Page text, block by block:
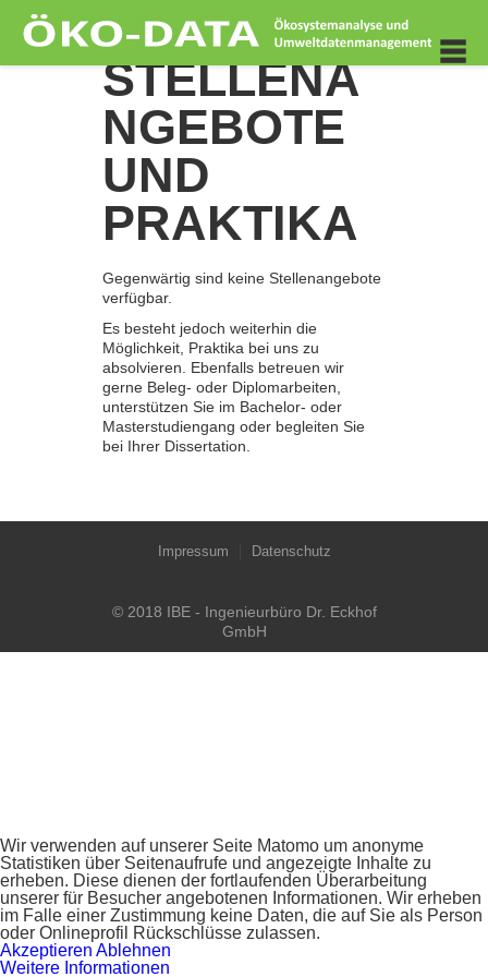
STELLENA
NGEBOTE
UND
PRAKTIKA
Gegenwärtig sind keine Stellenangebote
verfügbar.
Es besteht jedoch weiterhin die
Möglichkeit, Praktika bei uns zu
absolvieren. Ebenfalls betreuen wir
gerne Beleg- oder Diplomarbeiten,
unterstützen Sie im Bachelor- oder
Masterstudiengang oder begleiten Sie
bei Ihrer Dissertation.
Impressum Datenschutz
© 2018 IBE - Ingenieurbüro Dr. Eckhof
GmbH
Wir verwenden auf unserer Seite Matomo um anonyme
Statistiken über Seitenaufrufe und angezeigte Inhalte zu
erheben. Diese dienen der fortlaufenden Überarbeitung
unserer für Besucher angebotenen Informationen. Wir erheben
im Falle einer Zustimmung keine Daten, die auf Sie als Person
oder Onlineprofil Rückschlüsse zulassen.
Akzeptieren Ablehnen
Weitere Informationen